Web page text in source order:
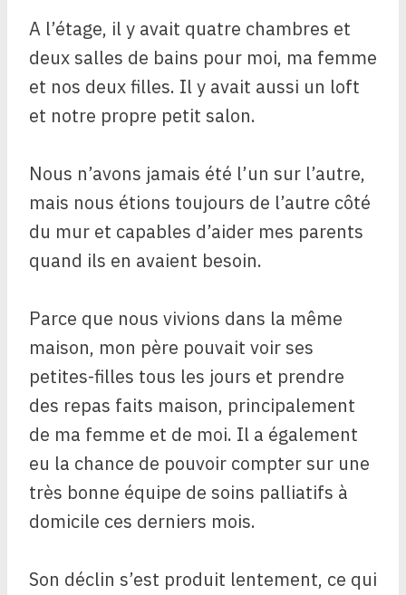
A l’étage, il y avait quatre chambres et
deux salles de bains pour moi, ma femme
et nos deux filles. Il y avait aussi un loft
et notre propre petit salon.
Nous n’avons jamais été l’un sur l’autre,
mais nous étions toujours de l’autre côté
du mur et capables d’aider mes parents
quand ils en avaient besoin.
Parce que nous vivions dans la même
maison, mon père pouvait voir ses
petites-filles tous les jours et prendre
des repas faits maison, principalement
de ma femme et de moi. Il a également
eu la chance de pouvoir compter sur une
très bonne équipe de soins palliatifs à
domicile ces derniers mois.
Son déclin s’est produit lentement, ce qui